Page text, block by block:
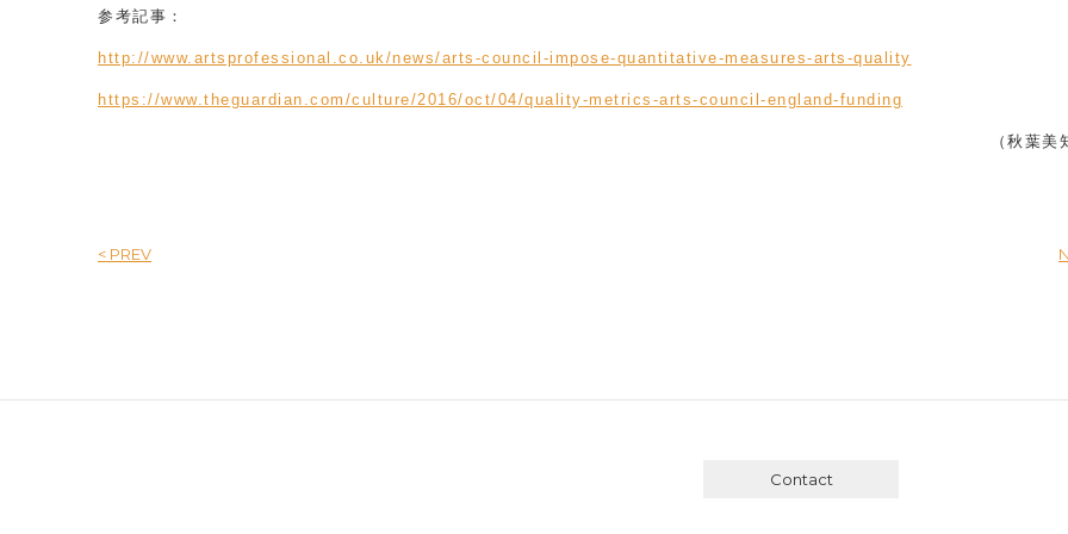
参考記事：
http://www.artsprofessional.co.uk/news/arts-council-impose-quantitative-measures-arts-quality
https://www.theguardian.com/culture/2016/oct/04/quality-metrics-arts-council-england-funding
（秋葉美
< PREV
Contact